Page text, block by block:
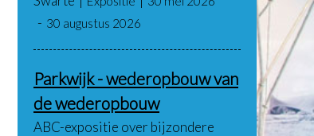
30 augustus 2026
Parkwijk - wederopbouw van
de wederopbouw
ABC-expositie over bijzondere